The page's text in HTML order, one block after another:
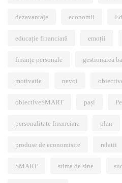
dezavantaje economii
educație financiară emoții
finanțe personale gestionarea
motivatie nevoi
obiectiveSMART pași
personalitate financiara plan
produse de economisire relatii
SMART stima de sine